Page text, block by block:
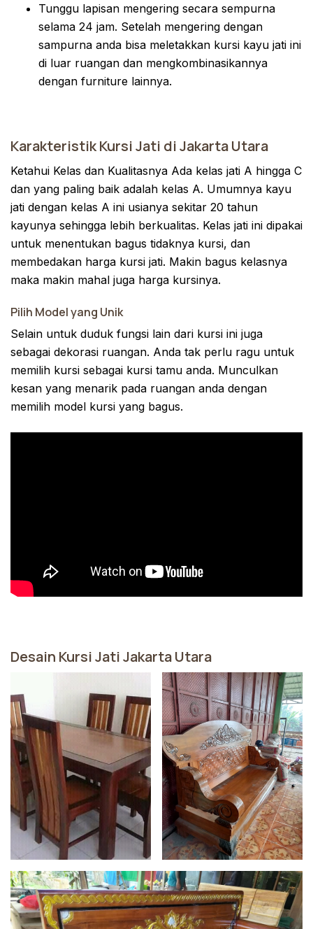
Tunggu lapisan mengering secara sempurna
selama 24 jam. Setelah mengering dengan
sampurna anda bisa meletakkan kursi kayu jati ini
di luar ruangan dan mengkombinasikannya
dengan furniture lainnya.
Karakteristik Kursi Jati di Jakarta Utara
Ketahui Kelas dan Kualitasnya Ada kelas jati A hingga C
dan yang paling baik adalah kelas A. Umumnya kayu
jati dengan kelas A ini usianya sekitar 20 tahun
kayunya sehingga lebih berkualitas. Kelas jati ini dipakai
untuk menentukan bagus tidaknya kursi, dan
membedakan harga kursi jati. Makin bagus kelasnya
maka makin mahal juga harga kursinya.
Pilih Model yang Unik
Selain untuk duduk fungsi lain dari kursi ini juga
sebagai dekorasi ruangan. Anda tak perlu ragu untuk
memilih kursi sebagai kursi tamu anda. Munculkan
kesan yang menarik pada ruangan anda dengan
memilih model kursi yang bagus.
Desain Kursi Jati Jakarta Utara